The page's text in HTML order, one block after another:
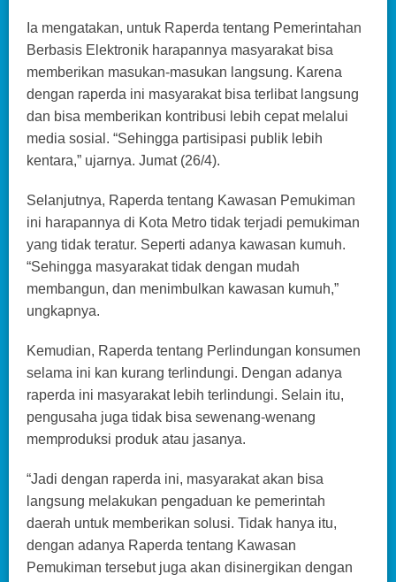
Ia mengatakan, untuk Raperda tentang Pemerintahan
Berbasis Elektronik harapannya masyarakat bisa
memberikan masukan-masukan langsung. Karena
dengan raperda ini masyarakat bisa terlibat langsung
dan bisa memberikan kontribusi lebih cepat melalui
media sosial. “Sehingga partisipasi publik lebih
kentara,” ujarnya. Jumat (26/4).
Selanjutnya, Raperda tentang Kawasan Pemukiman
ini harapannya di Kota Metro tidak terjadi pemukiman
yang tidak teratur. Seperti adanya kawasan kumuh.
“Sehingga masyarakat tidak dengan mudah
membangun, dan menimbulkan kawasan kumuh,”
ungkapnya.
Kemudian, Raperda tentang Perlindungan konsumen
selama ini kan kurang terlindungi. Dengan adanya
raperda ini masyarakat lebih terlindungi. Selain itu,
pengusaha juga tidak bisa sewenang-wenang
memproduksi produk atau jasanya.
“Jadi dengan raperda ini, masyarakat akan bisa
langsung melakukan pengaduan ke pemerintah
daerah untuk memberikan solusi. Tidak hanya itu,
dengan adanya Raperda tentang Kawasan
Pemukiman tersebut juga akan disinergikan dengan